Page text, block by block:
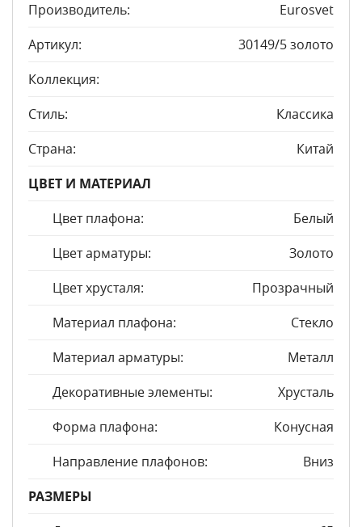
Производитель:
Eurosvet
Артикул:
30149/5 золото
Коллекция:
Стиль:
Классика
Страна:
Китай
ЦВЕТ И МАТЕРИАЛ
Цвет плафона:
Белый
Цвет арматуры:
Золото
Цвет хрусталя:
Прозрачный
Материал плафона:
Стекло
Материал арматуры:
Металл
Декоративные элементы:
Хрусталь
Форма плафона:
Конусная
Направление плафонов:
Вниз
РАЗМЕРЫ